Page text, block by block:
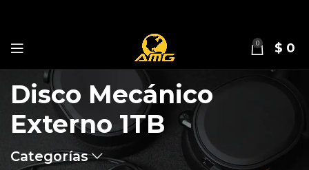
0 $ 0
Disco Mecánico
Externo 1TB
Categorías